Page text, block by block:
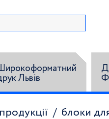
Львів
блоки